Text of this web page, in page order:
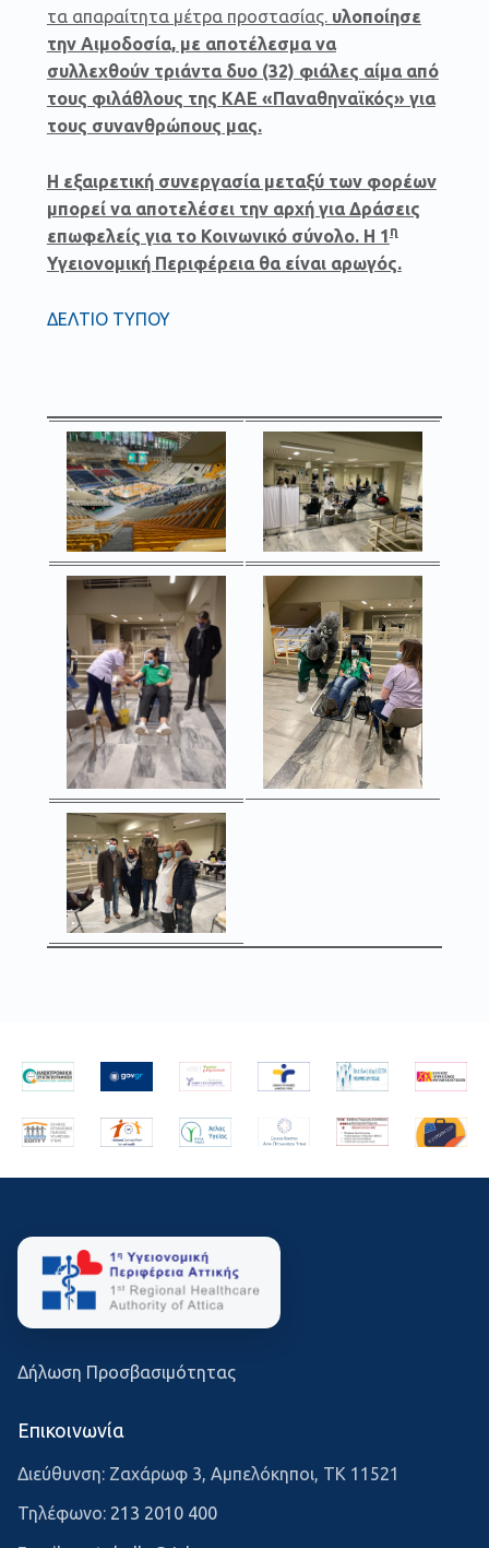
τα απαραίτητα μέτρα προστασίας. υλοποίησε
την Αιμοδοσία, με αποτέλεσμα να
συλλεχθούν τριάντα δυο (32) φιάλες αίμα από
τους φιλάθλους της ΚΑΕ «Παναθηναϊκός» για
τους συνανθρώπους μας.
Η εξαιρετική συνεργασία μεταξύ των φορέων
μπορεί να αποτελέσει την αρχή για Δράσεις
επωφελείς για το Κοινωνικό σύνολο. Η 1 η
Υγειονομική Περιφέρεια θα είναι αρωγός.
ΔΕΛΤΙΟ ΤΥΠΟΥ
Δήλωση Προσβασιμότητας
Επικοινωνία
Διεύθυνση: Ζαχάρωφ 3, Αμπελόκηποι, ΤΚ 11521
Τηλέφωνο: 213 2010 400